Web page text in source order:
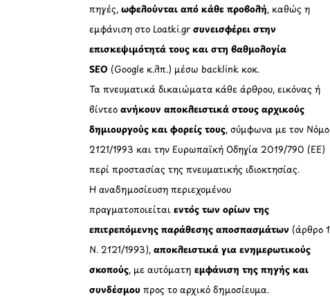
πηγές,ωφελούνται από κάθε προβολή, καθώς η
εμφάνιση στο Loatki.gr συνεισφέρει στην
επισκεψιμότητά τους και στη βαθμολογία
SEO (Google κ.λπ.) μέσω backlink κοκ.
Τα πνευματικά δικαιώματα κάθε άρθρου, εικόνας ή
βίντεοανήκουν αποκλειστικά στους αρχικούς
δημιουργούς και φορείς τους, σύμφωνα με τον Νόμο
2121/1993 και την Ευρωπαϊκή Οδηγία 2019/790 (ΕΕ)
περί προστασίας της πνευματικής ιδιοκτησίας.
Η αναδημοσίευση περιεχομένου
πραγματοποιείταιεντός των ορίων της
επιτρεπόμενης παράθεσης αποσπασμάτων (άρθρο
Ν. 2121/1993), αποκλειστικά για ενημερωτικούς
σκοπούς, με αυτόματηεμφάνιση της πηγής και
συνδέσμου προς το αρχικό δημοσίευμα.